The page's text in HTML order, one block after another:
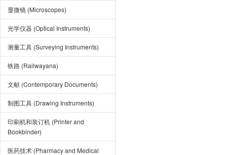
显微镜 (Microscopes)
光学仪器 (Optical Instruments)
测量工具 (Surveying Instruments)
铁路 (Railwayana)
文献 (Contemporary Documents)
制图工具 (Drawing Instruments)
印刷机和装订机 (Printer and
Bookbinder)
医药技术 (Pharmacy and Medical